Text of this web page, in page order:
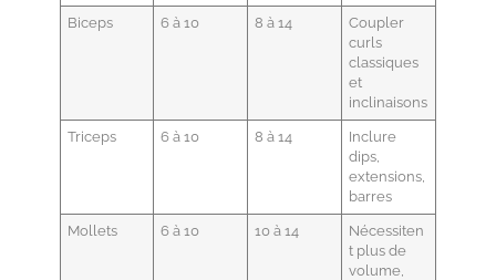
Biceps 6 à 10 8 à 14
Coupler
curls
classiques
et
inclinaisons
Triceps 6 à 10 8 à 14
Inclure
dips,
extensions,
barres
Mollets 6 à 10 10 à 14
Nécessiten
t plus de
volume,